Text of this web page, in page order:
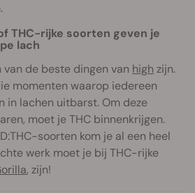
THC-rijke soorten geven je
lach
de beste dingen van high zijn.
momenten waarop iedereen
in lachen uitbarst. Om deze
moet je THC binnenkrijgen.
soorten kom je al een heel
werk moet je bij THC-rijke
, zijn!